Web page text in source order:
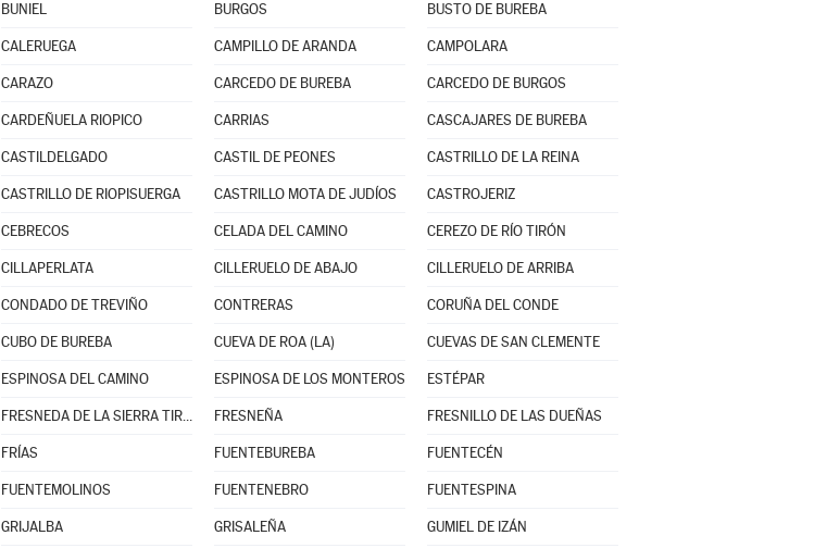
BUNIEL BURGOS BUSTO DE BUREBA
CALERUEGA CAMPILLO DE ARANDA CAMPOLARA
CARAZO CARCEDO DE BUREBA CARCEDO DE BURGOS
CARDEÑUELA RIOPICO CARRIAS CASCAJARES DE BUREBA
CASTILDELGADO CASTIL DE PEONES CASTRILLO DE LA REINA
CASTRILLO DE RIOPISUERGA CASTRILLO MOTA DE JUDÍOS CASTROJERIZ
CEBRECOS CELADA DEL CAMINO CEREZO DE RÍO TIRÓN
CILLAPERLATA CILLERUELO DE ABAJO CILLERUELO DE ARRIBA
CONDADO DE TREVIÑO CONTRERAS CORUÑA DEL CONDE
CUBO DE BUREBA CUEVA DE ROA (LA) CUEVAS DE SAN CLEMENTE
ESPINOSA DEL CAMINO ESPINOSA DE LOS MONTEROS ESTÉPAR
FRESNEDA DE LA SIERRA TIRÓN FRESNEÑA FRESNILLO DE LAS DUEÑAS
FRÍAS FUENTEBUREBA FUENTECÉN
FUENTEMOLINOS FUENTENEBRO FUENTESPINA
GRIJALBA GRISALEÑA GUMIEL DE IZÁN